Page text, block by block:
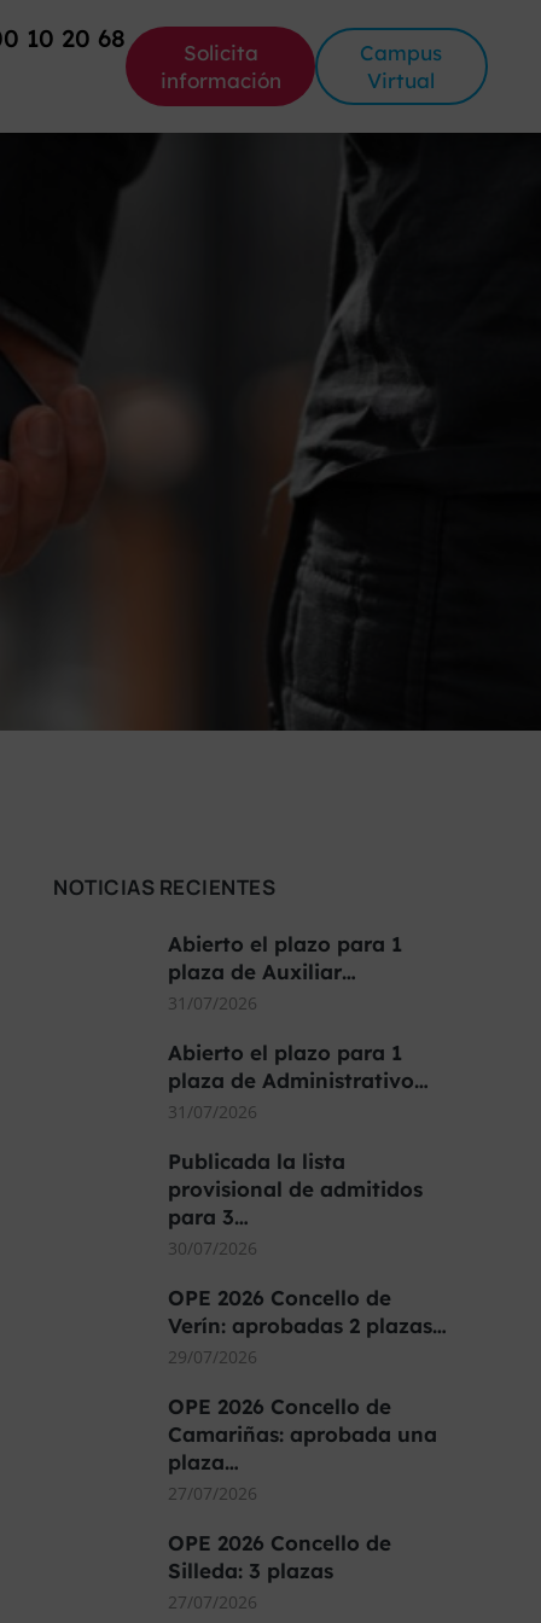
10 20 68
Solicita
información
Campus
Virtual
NOTICIAS RECIENTES
Abierto el plazo para 1
plaza de Auxiliar…
31/07/2026
Abierto el plazo para 1
plaza de Administrativo…
31/07/2026
Publicada la lista
provisional de admitidos
para 3…
30/07/2026
OPE 2026 Concello de
Verín: aprobadas 2 plazas…
29/07/2026
OPE 2026 Concello de
Camariñas: aprobada una
plaza…
27/07/2026
OPE 2026 Concello de
Silleda: 3 plazas
27/07/2026